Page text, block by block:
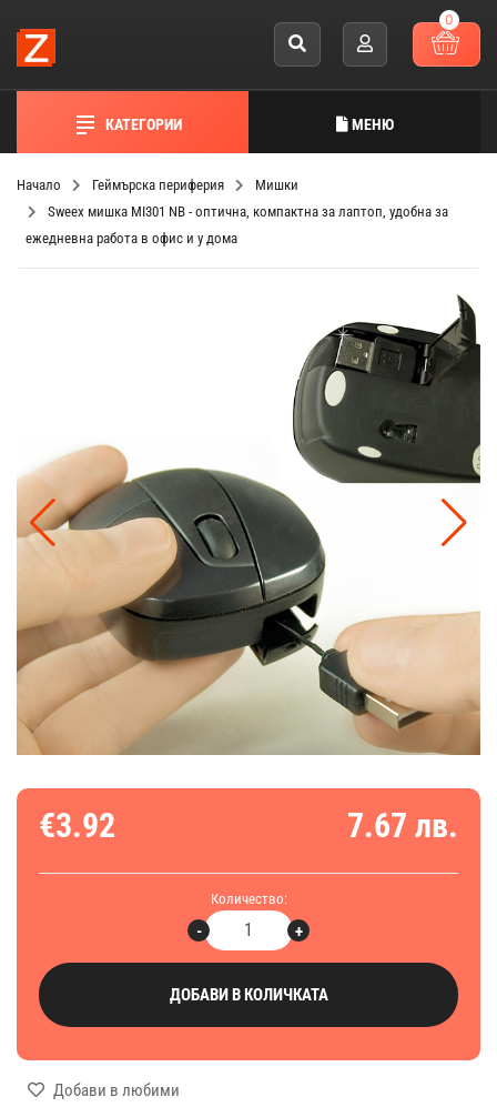
0
КАТЕГОРИИ МЕНЮ
Начало Геймърска периферия
Мишки
Sweex мишка MI301 NB - оптична, компактна за лаптоп, удобна за
ежедневна работа в офис и у дома
€3.92 7.67 лв.
Количество:
+
-
ДОБАВИ В КОЛИЧКАТА
Добави в любими